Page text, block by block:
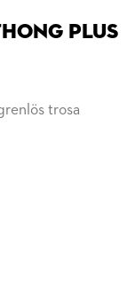
PLUS
trosa